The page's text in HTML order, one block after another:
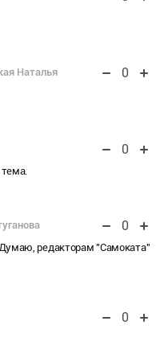
Наталья 0
0
тема.
0
редакторам "Самоката"
0